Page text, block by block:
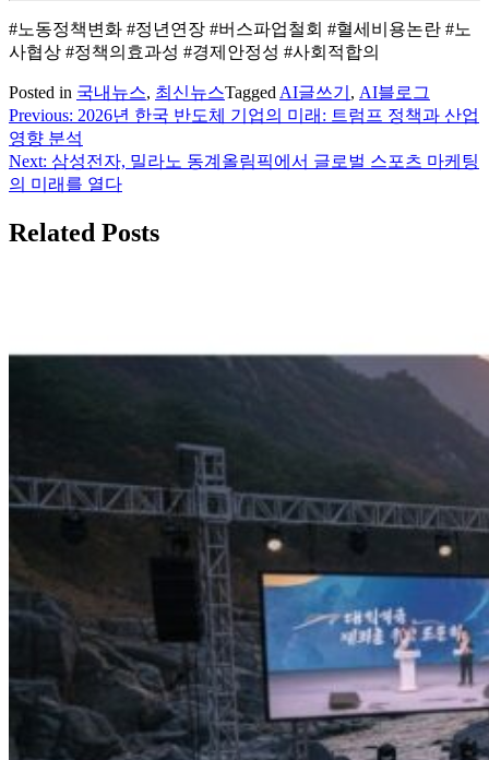
#노동정책변화 #정년연장 #버스파업철회 #혈세비용논란 #노
사협상 #정책의효과성 #경제안정성 #사회적합의
Posted in 국내뉴스, 최신뉴스Tagged AI글쓰기 , AI블로그
글
탐
색
Previous: 2026년 한국 반도체 기업의 미래: 트럼프 정책과 산업
영향 분석
Next: 삼성전자, 밀라노 동계올림픽에서 글로벌 스포츠 마케팅
의 미래를 열다
Related Posts